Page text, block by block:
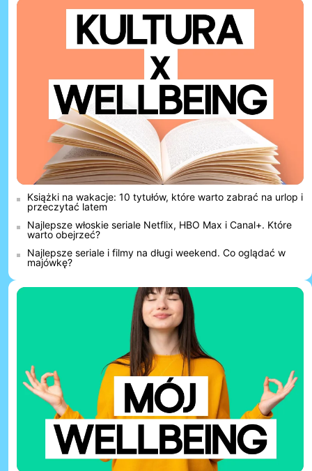
Książki na wakacje: 10 tytułów, które warto zabrać na urlop i
przeczytać latem
Najlepsze włoskie seriale Netflix, HBO Max i Canal+. Które
warto obejrzeć?
Najlepsze seriale i filmy na długi weekend. Co oglądać w
majówkę?